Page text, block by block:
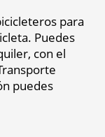
para
Puedes
con el
puedes